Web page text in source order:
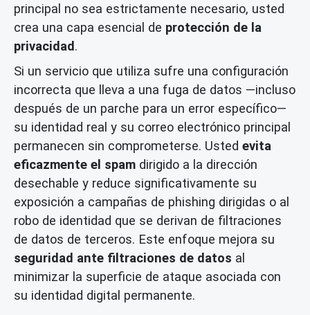
principal no sea estrictamente necesario, usted
crea una capa esencial de protección de la
privacidad .
Si un servicio que utiliza sufre una configuración
incorrecta que lleva a una fuga de datos —incluso
después de un parche para un error específico—
su identidad real y su correo electrónico principal
permanecen sin comprometerse. Usted evita
eficazmente el spam dirigido a la dirección
desechable y reduce significativamente su
exposición a campañas de phishing dirigidas o al
robo de identidad que se derivan de filtraciones
de datos de terceros. Este enfoque mejora su
seguridad ante filtraciones de datos al
minimizar la superficie de ataque asociada con
su identidad digital permanente.